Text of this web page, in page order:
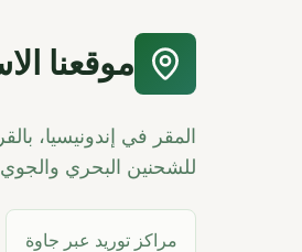
موقعنا
المقر في إندونيسيا،
للشحنين البحري
مراكز توريد عبر جاوة